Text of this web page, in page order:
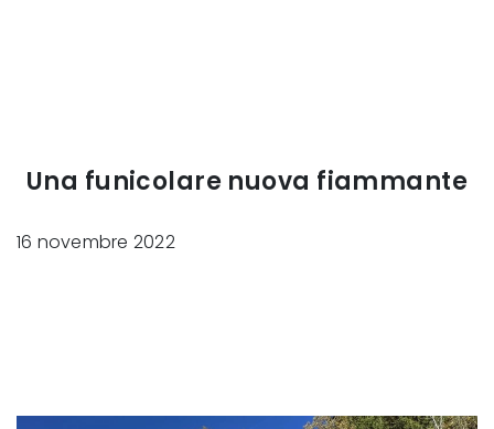
Una funicolare nuova fiammante
16 novembre 2022